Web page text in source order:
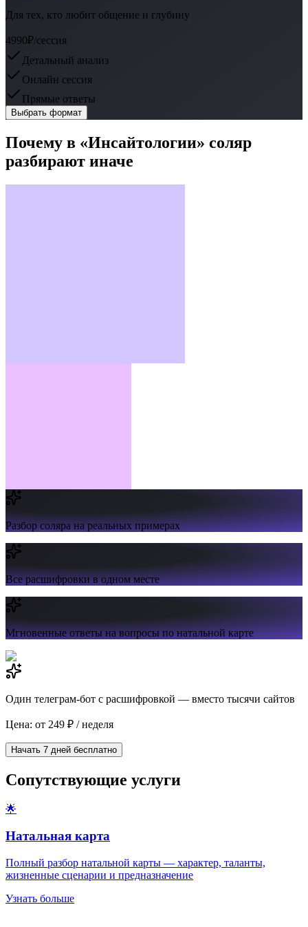
Для тех, кто любит общение и глубину
4990₽/сессия
Детальный анализ
Онлайн сессия
Прямые ответы
Выбрать формат
Почему в «Инсайтологии» соляр
разбирают иначе
Разбор солярана реальных примерах
Все расшифровкив одном месте
Мгновенные ответы на вопросы по натальной карте
Один телеграм-бот с расшифровкой — вместо тысячи сайтов
Цена: от 249 ₽ / неделя
Начать 7 дней бесплатно
Сопутствующие услуги
🌟
Натальная карта
Полный разбор натальной карты — характер, таланты,
жизненные сценарии и предназначение
Узнать больше